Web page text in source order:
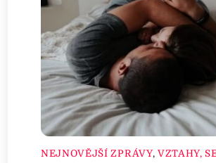
NEJNOVĚJŠÍ ZPRÁVY, VZTAHY,